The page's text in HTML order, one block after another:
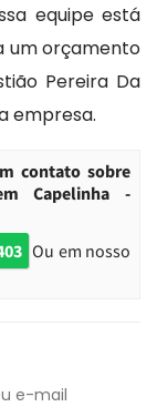
equipe está
um orçamento
Pereira Da
empresa.
contato sobre
Capelinha -
Ou em nosso